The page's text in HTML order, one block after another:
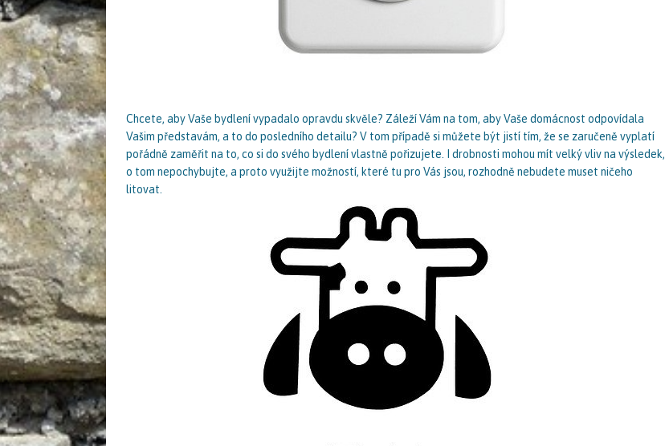
Chcete, aby Vaše bydlení vypadalo opravdu skvěle? Záleží Vám na tom, aby Vaše domácnost odpovídala
Vašim představám, a to do posledního detailu? V tom případě si můžete být jistí tím, že se zaručeně vyplatí
pořádně zaměřit na to, co si do svého bydlení vlastně pořizujete. I drobnosti mohou mít velký vliv na výsledek,
o tom nepochybujte, a proto využijte možností, které tu pro Vás jsou, rozhodně nebudete muset ničeho
litovat.